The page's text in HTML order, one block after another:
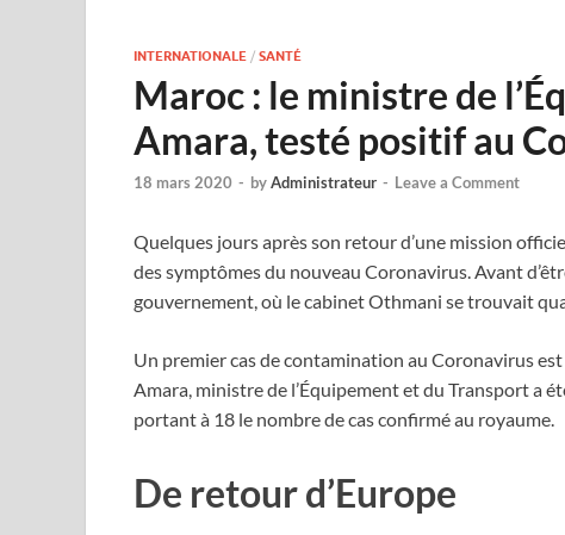
INTERNATIONALE / SANTÉ
Maroc : le ministre de
Amara, testé positif au
18 mars 2020 - byAdministrateur - Leave a Comment
Quelques jours après son retour d’une mission
des symptômes du nouveau Coronavirus. Avant
gouvernement, où le cabinet Othmani se trouvait
Un premier cas de contamination au Coronavirus
Amara, ministre de l’Équipement et du Transport a
portant à 18 le nombre de cas confirmé au royaume.
De retour d’Europe